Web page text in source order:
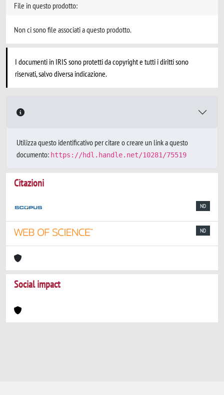
File in questo prodotto:
Non ci sono file associati a questo prodotto.
I documenti in IRIS sono protetti da copyright e tutti i diritti sono
riservati, salvo diversa indicazione.
Utilizza questo identificativo per citare o creare un link a questo
documento: https://hdl.handle.net/10281/75519
Citazioni
ND
ND
Social impact